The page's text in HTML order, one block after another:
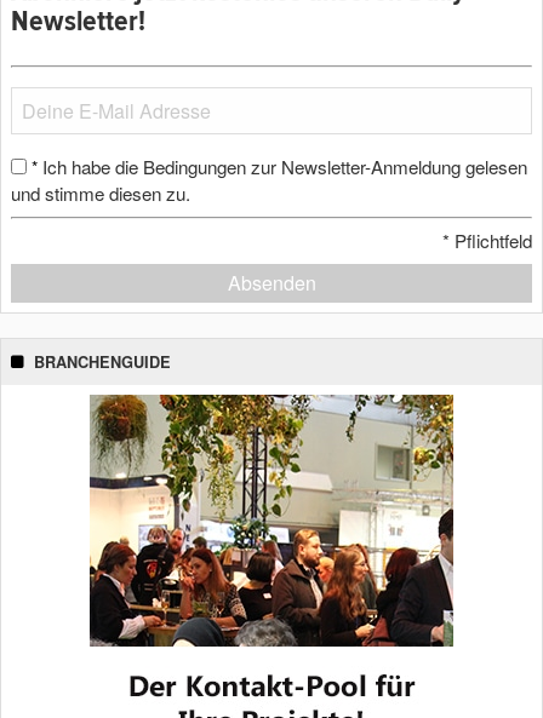
Newsletter!
* Ich habe die Bedingungen zur Newsletter-Anmeldung gelesen
und stimme diesen zu.
* Pflichtfeld
Absenden
BRANCHENGUIDE